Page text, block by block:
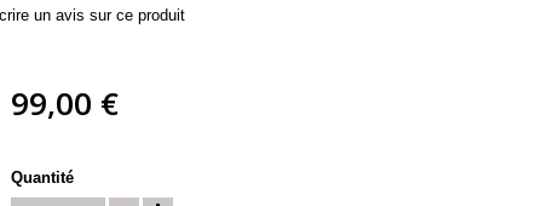
un avis sur ce produit
99,00 €
Quantité